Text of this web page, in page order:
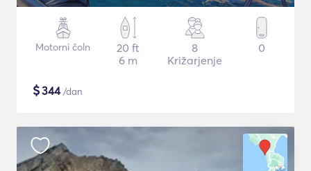
Motorni čoln
20 ft
6 m
8
Križarjenje
0
$344/dan